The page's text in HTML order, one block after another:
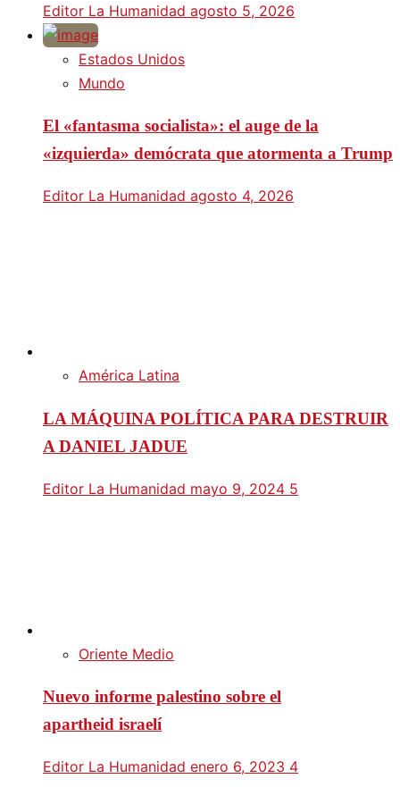
Editor La Humanidad agosto 5, 2026
Estados Unidos
Mundo
El «fantasma socialista»: el auge de la
«izquierda» demócrata que atormenta a Trump
Editor La Humanidad agosto 4, 2026
América Latina
LA MÁQUINA POLÍTICA PARA DESTRUIR
A DANIEL JADUE
Editor La Humanidad mayo 9, 2024 5
Oriente Medio
Nuevo informe palestino sobre el
apartheid israelí
Editor La Humanidad enero 6, 2023 4